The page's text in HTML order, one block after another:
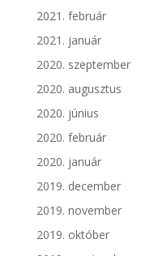
2021. február
2021. január
2020. szeptember
2020. augusztus
2020. június
2020. február
2020. január
2019. december
2019. november
2019. október